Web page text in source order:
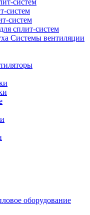
систем
систем
систем
сплит-систем
Системы вентиляции
оборудование